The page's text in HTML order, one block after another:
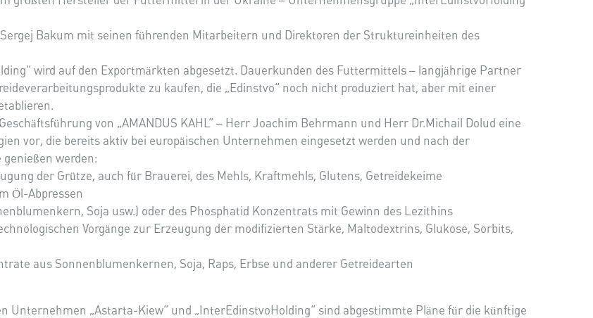
Bakum mit seinen führenden Mitarbeitern und Direktoren der Struktureinheiten des
wird auf den Exportmärkten abgesetzt. Dauerkunden des Futtermittels – langjährige Partner
zu kaufen, die „Edinstvo“ noch nicht produziert hat, aber mit einer
von „AMANDUS KAHL“ – Herr Joachim Behrmann und Herr Dr.Michail Dolud eine
vor, die bereits aktiv bei europäischen Unternehmen eingesetzt werden und nach der
werden:
der Grütze, auch für Brauerei, des Mehls, Kraftmehls, Glutens, Getreidekeime
Öl-Abpressen
Soja usw.) oder des Phosphatid Konzentrats mit Gewinn des Lezithins
Vorgänge zur Erzeugung der modifizierten Stärke, Maltodextrins, Glukose, Sorbits,
aus Sonnenblumenkernen, Soja, Raps, Erbse und anderer Getreidearten
Unternehmen „Astarta-Kiew“ und „InterEdinstvoHolding“ sind abgestimmte Pläne für die künftige